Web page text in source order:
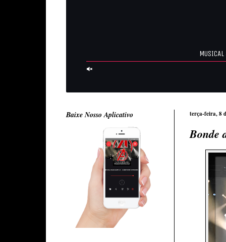
terça-feira, 8
Bonde
Baixe Nosso Aplicativo